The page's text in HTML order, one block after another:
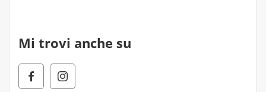
Mi trovi anche su